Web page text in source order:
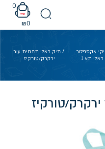
0
₪0
אקספלור
ראלי תא 1
/ תיק ראלי תחתית עור
ירקרק/טורקיז
טורקיז